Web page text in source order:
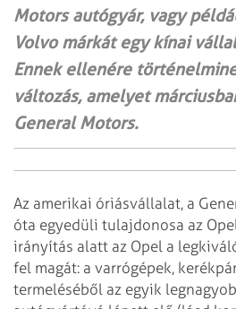
Motors autógyár, vagy
Volvo márkát egy kínai
Ennek ellenére
változás, amelyet
General Motors.
Az amerikai óriásvállalat, a
óta egyedüli tulajdonosa az
irányítás alatt az Opel a
fel magát: a varrógépek,
termeléséből az egyik